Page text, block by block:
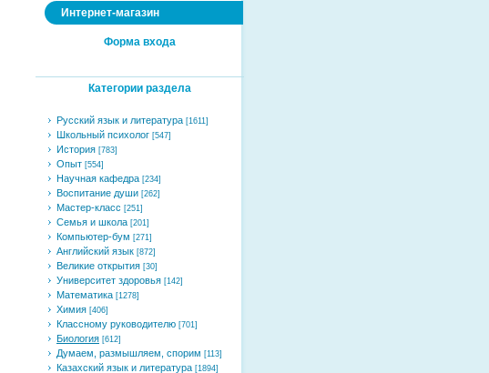
Интернет-магазин
Форма входа
Категории раздела
Русский язык и литература [1611]
Школьный психолог [547]
История [783]
Опыт [554]
Научная кафедра [234]
Воспитание души [262]
Мастер-класс [251]
Семья и школа [201]
Компьютер-бум [271]
Английский язык [872]
Великие открытия [30]
Университет здоровья [142]
Математика [1278]
Химия [406]
Классному руководителю [701]
Биология [612]
Думаем, размышляем, спорим [113]
Казахский язык и литература [1894]